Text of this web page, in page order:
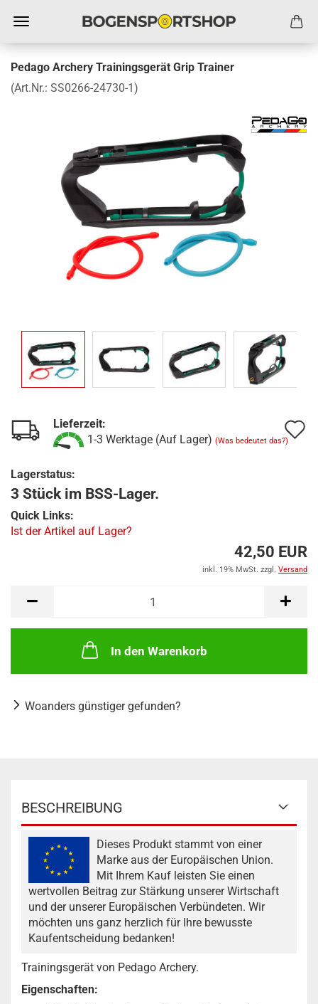
Pedago Archery Trainingsgerät Grip Trainer
(Art.Nr.: SS0266-24730-1)
Lieferzeit:
1-3 Werktage (Auf Lager) (Was bedeutet das?)
Lagerstatus:
3 Stück im BSS-Lager.
Quick Links:
Ist der Artikel auf Lager?
42,50 EUR
inkl. 19% MwSt. zzgl. Versand
In den Warenkorb
Woanders günstiger gefunden?
BESCHREIBUNG
Dieses Produkt stammt von einer
Marke aus der Europäischen Union.
Mit Ihrem Kauf leisten Sie einen
wertvollen Beitrag zur Stärkung unserer Wirtschaft
und der unserer Europäischen Verbündeten. Wir
möchten uns ganz herzlich für Ihre bewusste
Kaufentscheidung bedanken!
Trainingsgerät von Pedago Archery.
Eigenschaften: